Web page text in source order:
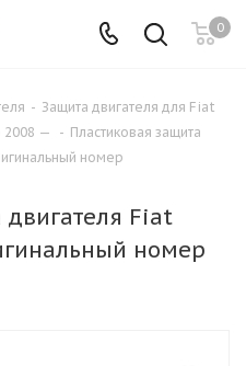
0
- Защита двигателя для Fiat
2008 — - Пластиковая защита
номер
двигателя Fiat
номер